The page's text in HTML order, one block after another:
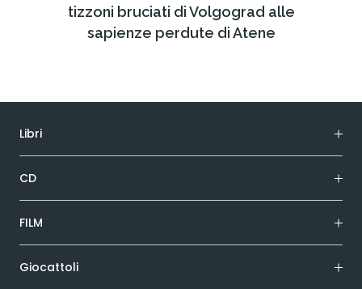
tizzoni bruciati di Volgograd alle
sapienze perdute di Atene
Libri
CD
FILM
Giocattoli